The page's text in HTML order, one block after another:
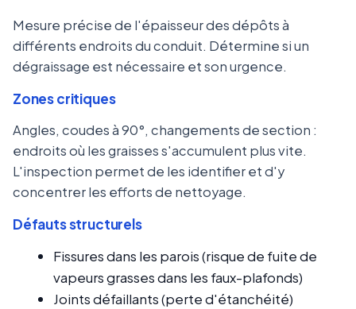
Mesure précise de l'épaisseur des dépôts à
différents endroits du conduit. Détermine si un
dégraissage est nécessaire et son urgence.
Zones critiques
Angles, coudes à 90°, changements de section :
endroits où les graisses s'accumulent plus vite.
L'inspection permet de les identifier et d'y
concentrer les efforts de nettoyage.
Défauts structurels
Fissures dans les parois (risque de fuite de
vapeurs grasses dans les faux-plafonds)
Joints défaillants (perte d'étanchéité)